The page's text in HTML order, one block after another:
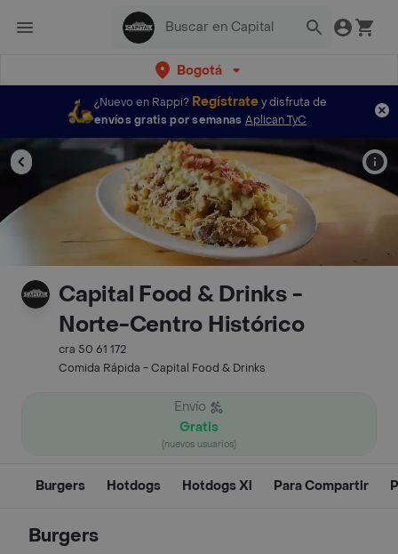
Bogotá
¿Nuevo en Rappi? Regístratey disfruta de
envíos gratis por semanas Aplican TyC
Capital Food & Drinks -
Norte-Centro Histórico
cra 50 61 172
Comida Rápida - Capital Food & Drinks
Envío
Gratis
(nuevos usuarios)
Burgers Hotdogs Hotdogs Xl Para Compartir
Burgers